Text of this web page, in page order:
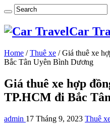
Car
Home / Thuê xe / Giá thuê xe
Bắc Tân Uyên Bình Dương
Giá thuê xe hợp
TP.HCM đi Bắc
admin 17 Tháng 9, 2023 Thuê